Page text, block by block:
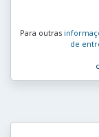
Para outras
de